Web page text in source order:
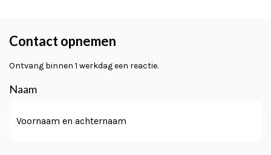
Contact opnemen
Ontvang binnen 1 werkdag een reactie.
Naam